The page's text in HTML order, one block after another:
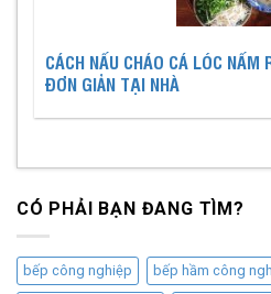
CÁCH NẤU CHÁO CÁ LÓC NẤM
ĐƠN GIẢN TẠI NHÀ
CÓ PHẢI BẠN ĐANG TÌM?
bếp công nghiệp bếp hầm công